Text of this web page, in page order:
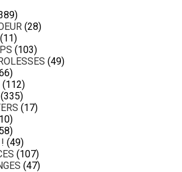
(28)
(11)
(103)
(49)
(112)
(335)
(17)
(49)
(107)
(47)